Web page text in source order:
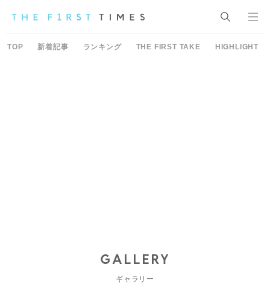
TOP 新着記事 ランキング THE FIRST TAKE HIGHLIGHT
GALLERY
ギャラリー